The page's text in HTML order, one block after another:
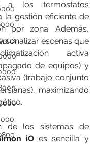
a los termostatos
la gestión eficiente de
por zona. Además,
escenas que
activa
de equipos) y
(trabajo conjunto
maximizando
de los sistemas de
iO es sencilla y